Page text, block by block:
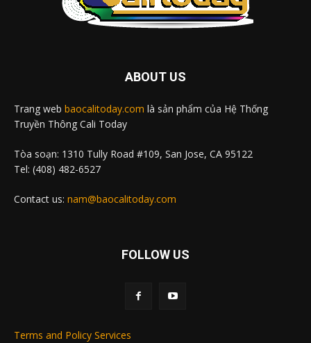
ABOUT US
Trang web baocalitoday.com là sản phẩm của Hệ Thống
Truyền Thông Cali Today
Tòa soạn: 1310 Tully Road #109, San Jose, CA 95122
Tel: (408) 482-6527
Contact us: nam@baocalitoday.com
FOLLOW US
Terms and Policy Services